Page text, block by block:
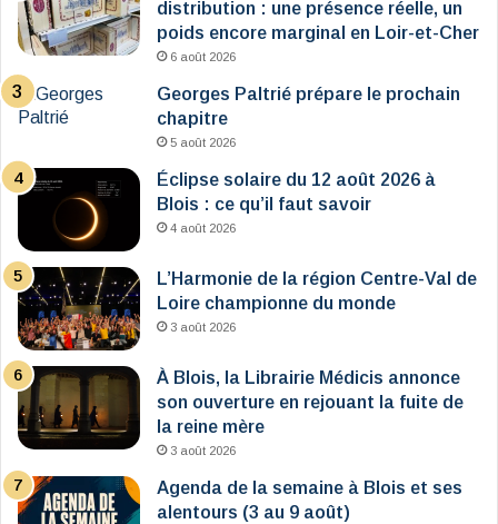
distribution : une présence réelle, un
poids encore marginal en Loir-et-Cher
6 août 2026
Georges Paltrié prépare le prochain
chapitre
5 août 2026
Éclipse solaire du 12 août 2026 à
Blois : ce qu’il faut savoir
4 août 2026
L’Harmonie de la région Centre-Val de
Loire championne du monde
3 août 2026
À Blois, la Librairie Médicis annonce
son ouverture en rejouant la fuite de
la reine mère
3 août 2026
Agenda de la semaine à Blois et ses
alentours (3 au 9 août)